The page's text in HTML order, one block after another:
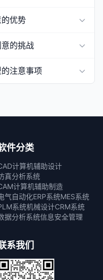
优势
的挑战
注意事项
件分类
计算机辅助设计
真分析系统
计算机辅助制造
气自动化ERP系统MES系统
系统机械设计CRM系统
据分析系统信息安全管理
系我们